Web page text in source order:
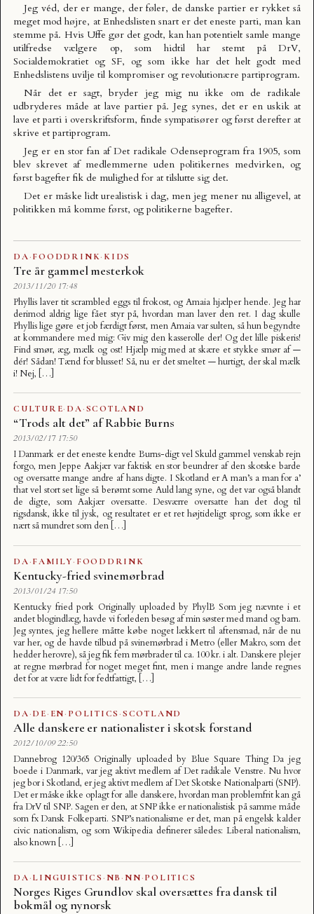
Jeg véd, der er mange, der føler, de danske partier er rykket så
meget mod højre, at Enhedslisten snart er det eneste parti, man kan
stemme på. Hvis Uffe gør det godt, kan han potentielt samle mange
utilfredse vælgere op, som hidtil har stemt på DrV,
Socialdemokratiet og SF, og som ikke har det helt godt med
Enhedslistens uvilje til kompromiser og revolutionære partiprogram.
Når det er sagt, bryder jeg mig nu ikke om de radikale
udbryderes måde at lave partier på. Jeg synes, det er en uskik at
lave et parti i overskriftsform, finde sympatisører og først derefter at
skrive et partiprogram.
Jeg er en stor fan af Det radikale Odenseprogram fra 1905, som
blev skrevet af medlemmerne uden politikernes medvirken, og
først bagefter fik de mulighed for at tilslutte sig det.
Det er måske lidt urealistisk i dag, men jeg mener nu alligevel, at
politikken må komme først, og politikerne bagefter.
DA·FOODDRINK· KIDS
Tre år gammel mesterkok
2013/11/20 17:48
Phyllis laver tit scrambled eggs til frokost, og Amaia hjælper hende. Jeg har
derimod aldrig lige fået styr på, hvordan man laver den ret. I dag skulle
Phyllis lige gøre et job færdigt først, men Amaia var sulten, så hun begyndte
at kommandere med mig: Giv mig den kasserolle der! Og det lille piskeris!
Find smør, æg, mælk og ost! Hjælp mig med at skære et stykke smør af —
dér! Sådan! Tænd for blusset! Så, nu er det smeltet — hurtigt, der skal mælk
i! Nej, […]
CULTURE· DA·SCOTLAND
“Trods alt det” af Rabbie Burns
2013/02/17 17:50
I Danmark er det eneste kendte Burns-digt vel Skuld gammel venskab rejn
forgo, men Jeppe Aakjær var faktisk en stor beundrer af den skotske barde
og oversatte mange andre af hans digte. I Skotland er A man’s a man for a’
that vel stort set lige så berømt some Auld lang syne, og det var også blandt
de digte, som Aakjær oversatte. Desværre oversatte han det dog til
rigsdansk, ikke til jysk, og resultatet er et ret højtideligt sprog, som ikke er
nært så mundret som den […]
DA·FAMILY· FOODDRINK
Kentucky-fried svinemørbrad
2013/01/24 17:50
Kentucky fried pork Originally uploaded by PhylB Som jeg nævnte i et
andet blogindlæg, havde vi forleden besøg af min søster med mand og barn.
Jeg syntes, jeg hellere måtte købe noget lækkert til aftensmad, når de nu
var her, og de havde tilbud på svinemørbrad i Metro (eller Makro, som det
hedder herovre), så jeg fik fem mørbrader til ca. 100 kr. i alt. Danskere plejer
at regne mørbrad for noget meget fint, men i mange andre lande regnes
det for at være lidt for fedtfattigt, […]
DA·DE· EN· POLITICS ·SCOTLAND
Alle danskere er nationalister i skotsk forstand
2012/10/09 22:50
Dannebrog 120/365 Originally uploaded by Blue Square Thing Da jeg
boede i Danmark, var jeg aktivt medlem af Det radikale Venstre. Nu hvor
jeg bor i Skotland, er jeg aktivt medlem af Det Skotske Nationalparti (SNP).
Det er måske ikke oplagt for alle danskere, hvordan man problemfrit kan gå
fra DrV til SNP. Sagen er den, at SNP ikke er nationalistisk på samme måde
som fx Dansk Folkeparti. SNP’s nationalisme er det, man på engelsk kalder
civic nationalism, og som Wikipedia definerer således: Liberal nationalism,
also known […]
DA·LINGUISTICS ·NB ·NN·POLITICS
Norges Riges Grundlov skal oversættes fra dansk til
bokmål og nynorsk